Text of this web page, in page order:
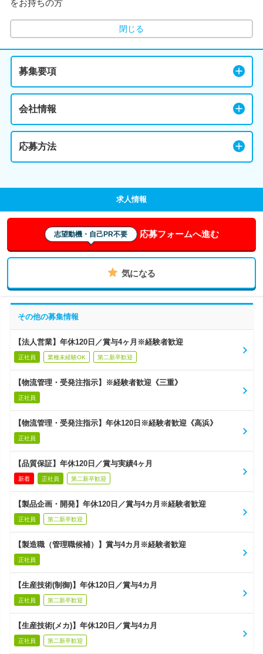
をお持ちの方
閉じる
募集要項
会社情報
応募方法
求人情報
志望動機・自己PR不要 応募フォームへ進む
気になる
その他の募集情報
【法人営業】年休120日／賞与4ヶ月※経験者歓迎
正社員 業種未経験OK 第二新卒歓迎
【物流管理・受発注指示】※経験者歓迎《三重》
正社員
【物流管理・受発注指示】年休120日※経験者歓迎《高浜》
正社員
【品質保証】年休120日／賞与実績4ヶ月
新着 正社員 第二新卒歓迎
【製品企画・開発】年休120日／賞与4カ月※経験者歓迎
正社員 第二新卒歓迎
【製造職（管理職候補）】賞与4カ月※経験者歓迎
正社員
【生産技術(制御)】年休120日／賞与4カ月
正社員 第二新卒歓迎
【生産技術(メカ)】年休120日／賞与4カ月
正社員 第二新卒歓迎